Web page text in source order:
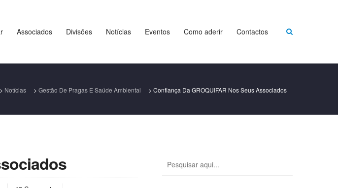
Associados Divisões Notícias Eventos Como aderir Contactos
> Notícias > Gestão De Pragas E Saúde Ambiental > Confiança Da GROQUIFAR Nos Seus Associados